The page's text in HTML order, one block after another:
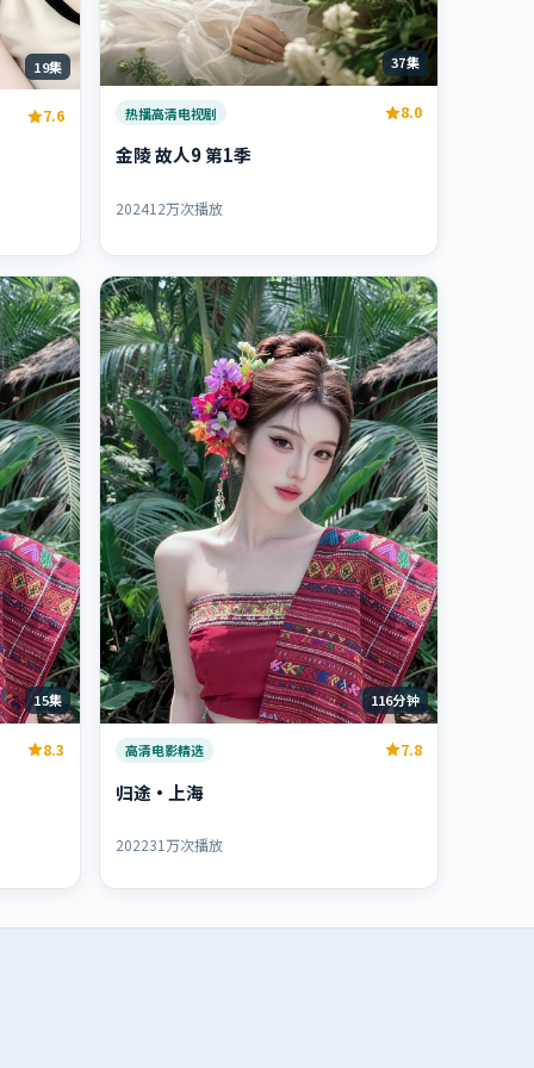
19集
7.6
37集
热播高清电视剧 8.0
金陵 故人9 第1季
202412万次播放
15集
8.3
116分钟
高清电影精选 7.8
归途·上海
202231万次播放